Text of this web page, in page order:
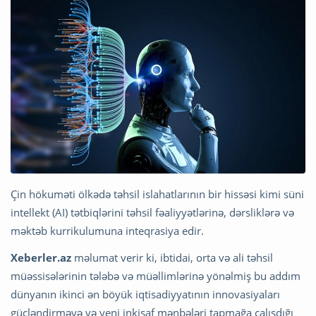
Çin hökuməti ölkədə təhsil islahatlarının bir hissəsi kimi süni
intellekt (AI) tətbiqlərini təhsil fəaliyyətlərinə, dərsliklərə və
məktəb kurrikulumuna inteqrasiya edir.
Xeberler.az məlumat verir ki, ibtidai, orta və ali təhsil
müəssisələrinin tələbə və müəllimlərinə yönəlmiş bu addım
dünyanın ikinci ən böyük iqtisadiyyatının innovasiyaları
gücləndirməyə və yeni inkişaf mənbələri tapmağa çalışdığı